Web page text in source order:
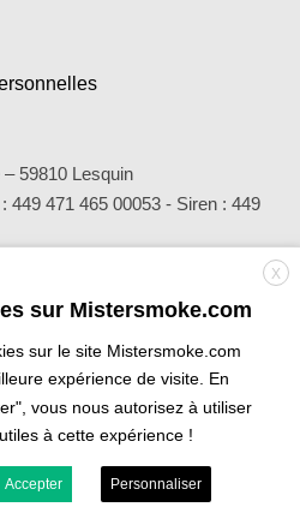
59810 Lesquin
449 471 465 00053 - Siren : 449
Bank
Transfer
Visa
Visa
Electron
VOUS ÊTES BURALISTE ?
X
sur Mistersmoke.com
sur le site Mistersmoke.com
expérience de visite. En
vous nous autorisez à utiliser
à cette expérience !
Accepter Personnaliser